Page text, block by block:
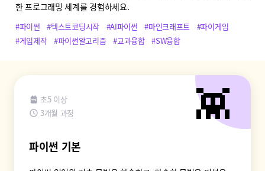
한 프로그래밍 세계를 경험하세요.
#파이썬 #텍스트코딩시작 #AI파이썬 #마인크래프트
#파이게임
#게임제작
#파이썬알고리즘 #교과융합 #SW융합
초5 이상
3개월 과정
파이썬 기본
👾